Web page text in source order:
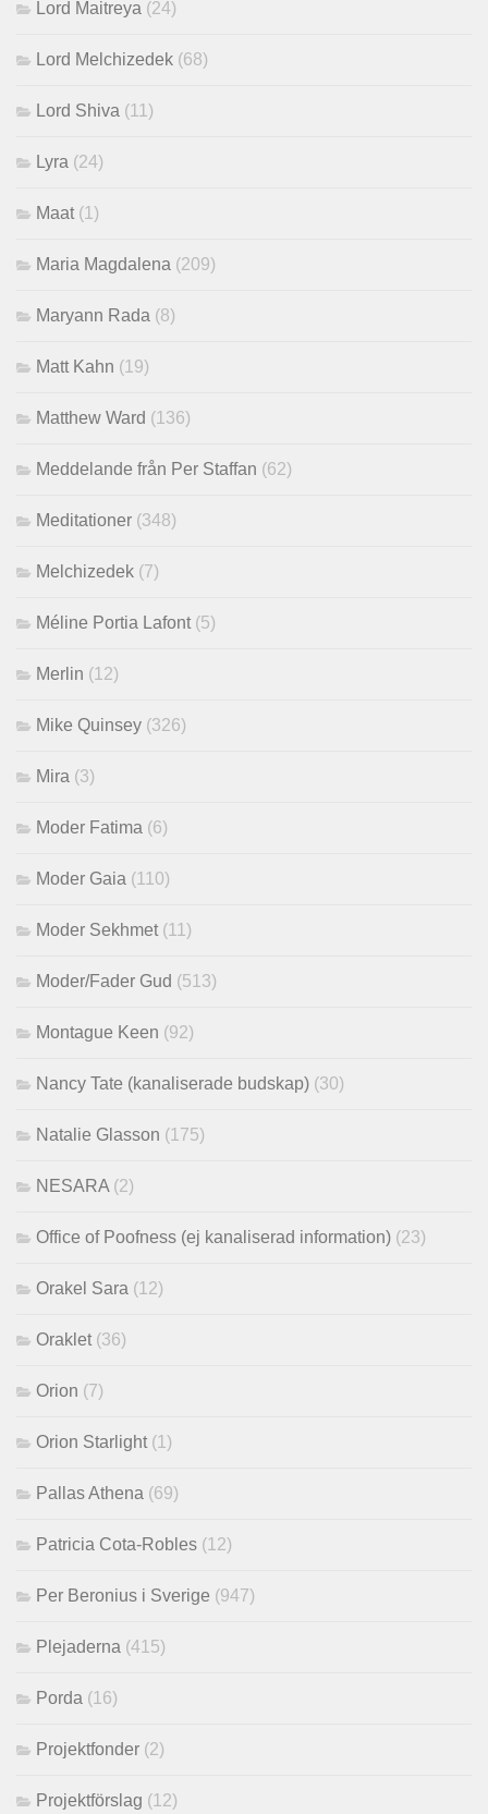
Lord Maitreya (24)
Lord Melchizedek (68)
Lord Shiva (11)
Lyra (24)
Maat(1)
Maria Magdalena (209)
Maryann Rada (8)
Matt Kahn (19)
Matthew Ward (136)
Meddelande från Per Staffan (62)
Meditationer (348)
Melchizedek (7)
Méline Portia Lafont(5)
Merlin (12)
Mike Quinsey (326)
Mira (3)
Moder Fatima (6)
Moder Gaia (110)
Moder Sekhmet(11)
Moder/Fader Gud (513)
Montague Keen (92)
Nancy Tate (kanaliserade budskap) (30)
Natalie Glasson (175)
NESARA(2)
Office of Poofness (ej kanaliserad information) (23)
Orakel Sara (12)
Oraklet(36)
Orion (7)
Orion Starlight(1)
Pallas Athena (69)
Patricia Cota-Robles (12)
Per Beronius i Sverige (947)
Plejaderna (415)
Porda (16)
Projektfonder (2)
Projektförslag (12)